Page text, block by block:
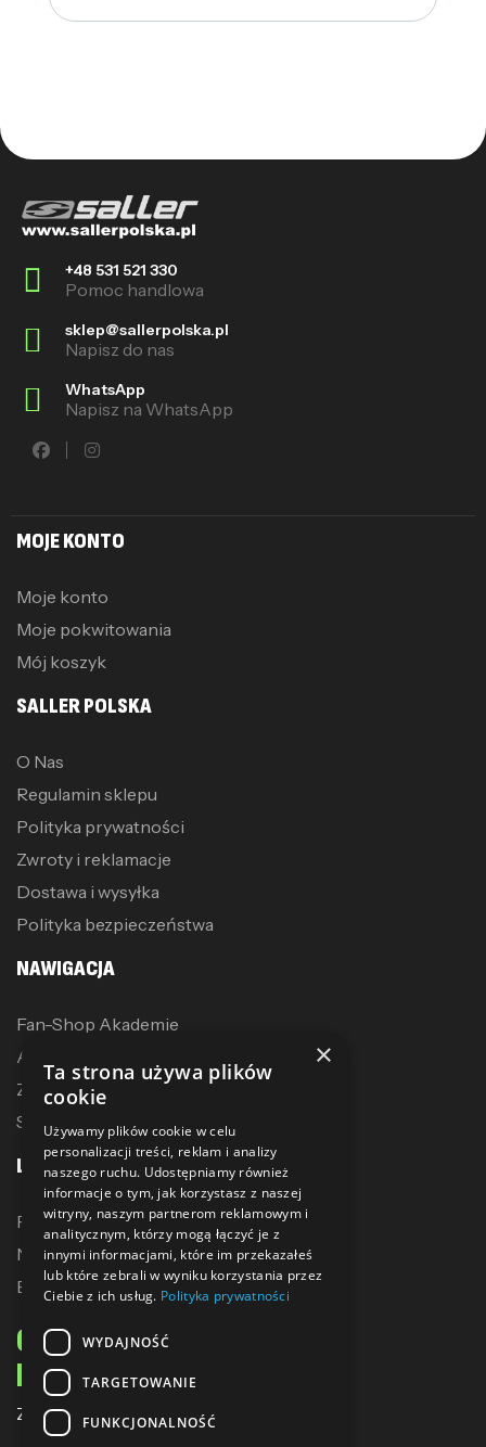
+48 531 521 330
Pomoc handlowa
sklep@sallerpolska.pl
Napisz do nas
WhatsApp
Napisz na WhatsApp
MOJE KONTO
Moje konto
Moje pokwitowania
Mój koszyk
SALLER POLSKA
O Nas
Regulamin sklepu
Polityka prywatności
Zwroty i reklamacje
Dostawa i wysyłka
Polityka bezpieczeństwa
NAWIGACJA
Fan-Shop Akademie
Akcesoria treningowe
Zostań dystrybutorem
Sublimacja
LINKI
Promocje
Nowe produkty
Bestsellery
ODBIERZ 10% ZNIŻKI
NA PIERWSZE ZAKUPY
Zapisz się do naszego newslettera
×
Ta strona używa plików
cookie
Używamy plików cookie w celu
personalizacji treści, reklam i analizy
naszego ruchu. Udostępniamy również
informacje o tym, jak korzystasz z naszej
witryny, naszym partnerom reklamowym i
analitycznym, którzy mogą łączyć je z
innymi informacjami, które im przekazałeś
lub które zebrali w wyniku korzystania przez
Ciebie z ich usług. Polityka prywatności
WYDAJNOŚĆ
TARGETOWANIE
FUNKCJONALNOŚĆ